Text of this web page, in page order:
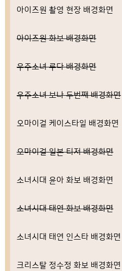
아이즈원 촬영 현장 배경화면
아이즈원 화보 배경화면
우주소녀 루다 배경화면
우주소녀 보나 두번째 배경화면
오마이걸 케이스타일 배경화면
오마이걸 일본 티저 배경화면
소녀시대 윤아 화보 배경화면
소녀시대 태연 화보 배경화면
소녀시대 태연 인스타 배경화면
크리스탈 정수정 화보 배경화면